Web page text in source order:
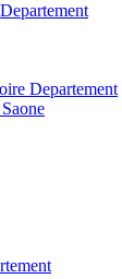
Departement